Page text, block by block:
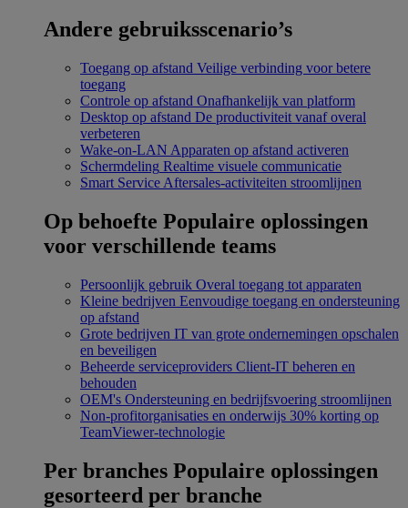
Andere gebruiksscenario’s
Toegang op afstand Veilige verbinding voor betere
toegang
Controle op afstand Onafhankelijk van platform
Desktop op afstand De productiviteit vanaf overal
verbeteren
Wake-on-LAN Apparaten op afstand activeren
Schermdeling Realtime visuele communicatie
Smart Service Aftersales-activiteiten stroomlijnen
Op behoefte Populaire oplossingen
voor verschillende teams
Persoonlijk gebruik Overal toegang tot apparaten
Kleine bedrijven Eenvoudige toegang en ondersteuning
op afstand
Grote bedrijven IT van grote ondernemingen opschalen
en beveiligen
Beheerde serviceproviders Client-IT beheren en
behouden
OEM's Ondersteuning en bedrijfsvoering stroomlijnen
Non-profitorganisaties en onderwijs 30% korting op
TeamViewer-technologie
Per branches Populaire oplossingen
gesorteerd per branche